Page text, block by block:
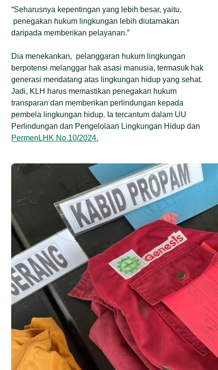
“Seharusnya kepentingan yang lebih besar, yaitu,
penegakan hukum lingkungan lebih diutamakan
daripada memberikan pelayanan.”
Dia menekankan, pelanggaran hukum lingkungan
berpotensi melanggar hak asasi manusia, termasuk hak
generasi mendatang atas lingkungan hidup yang sehat.
Jadi, KLH harus memastikan penegakan hukum
transparan dan memberikan perlindungan kepada
pembela lingkungan hidup. Ia tercantum dalam UU
Perlindungan dan Pengelolaan Lingkungan Hidup dan
PermenLHK No.10/2024.